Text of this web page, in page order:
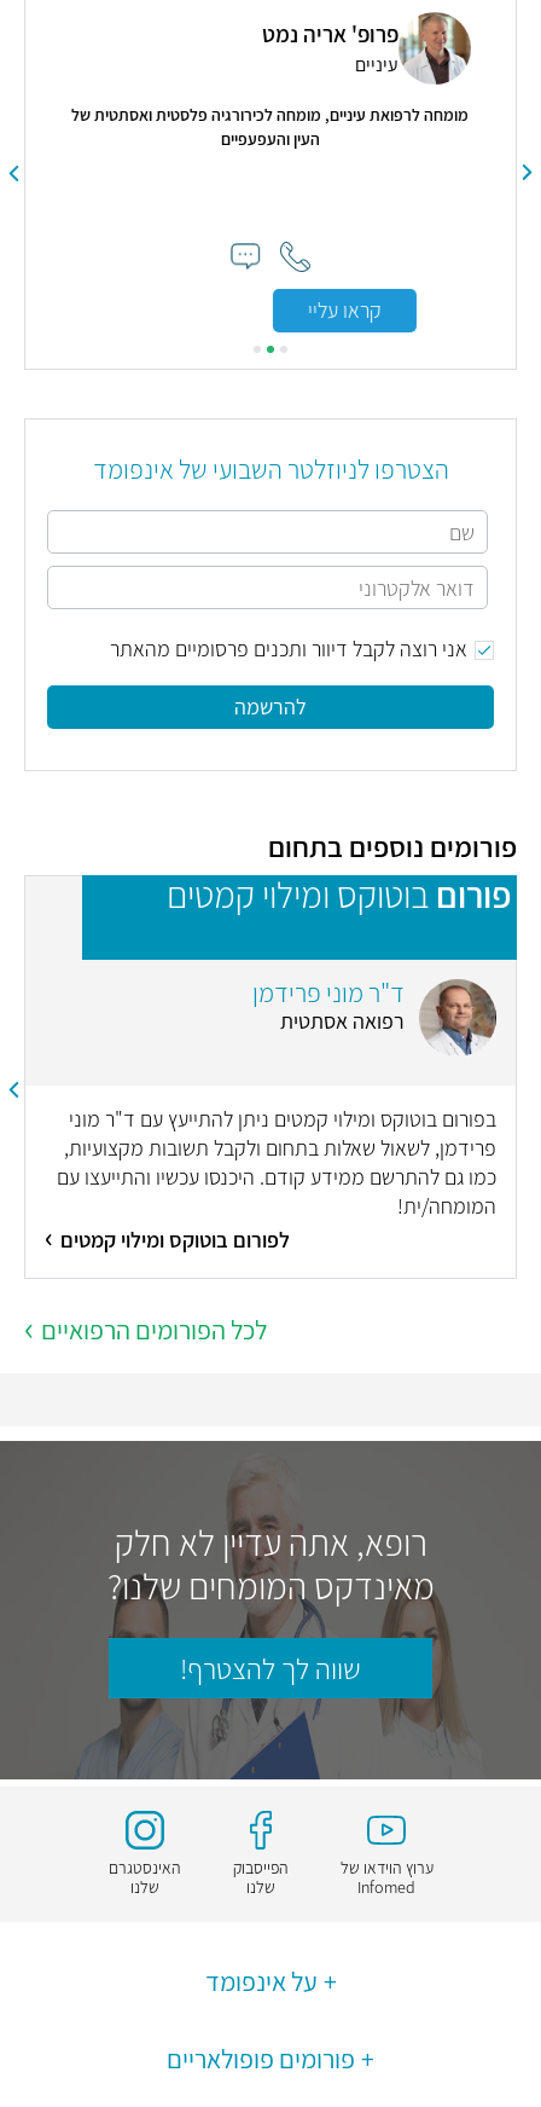
פרופ' אריה נמט
עיניים
מומחה לרפואת עיניים, מומחה לכירורגיה פלסטית ואסתטית של
העין והעפעפיים
קראו עליי
הצטרפו לניוזלטר השבועי של אינפומד
אני רוצה לקבל דיוור ותכנים פרסומיים מהאתר
להרשמה
פורומים נוספים בתחום
פורום בוטוקס ומילוי קמטים
ד"ר מוני פרידמן
רפואה אסתטית
בפורום בוטוקס ומילוי קמטים ניתן להתייעץ עם ד"ר מוני
פרידמן, לשאול שאלות בתחום ולקבל תשובות מקצועיות,
כמו גם להתרשם ממידע קודם. היכנסו עכשיו והתייעצו עם
המומחה/ית!
לפורום בוטוקס ומילוי קמטים
לכל הפורומים הרפואיים
רופא, אתה עדיין לא חלק
מאינדקס המומחים שלנו?
שווה לך להצטרף!
ערוץ הוידאו של
Infomed
הפייסבוק
שלנו
האינסטגרם
שלנו
על אינפומד
פורומים פופולאריים